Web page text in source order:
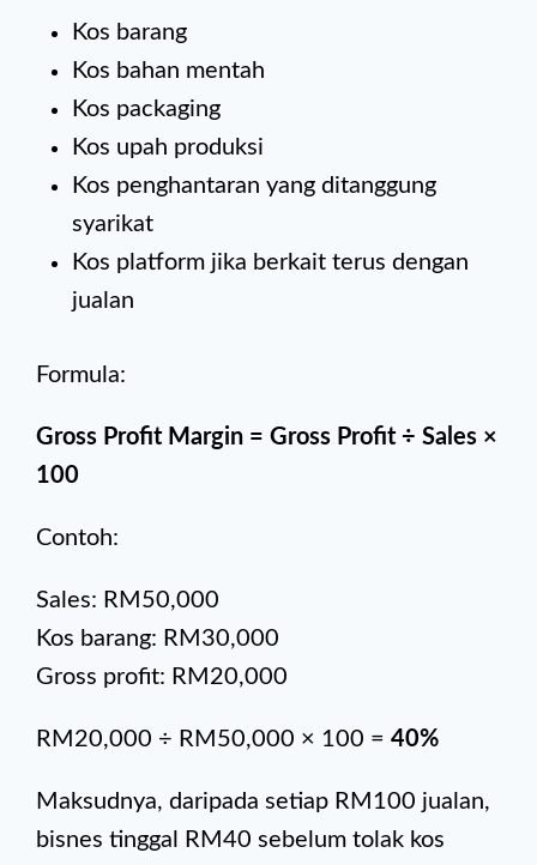
Kos barang
Kos bahan mentah
Kos packaging
Kos upah produksi
Kos penghantaran yang ditanggung
syarikat
Kos platform jika berkait terus dengan
jualan
Formula:
Gross Profit Margin = Gross Profit ÷ Sales ×
100
Contoh:
Sales: RM50,000
Kos barang: RM30,000
Gross profit: RM20,000
RM20,000 ÷ RM50,000 × 100 = 40%
Maksudnya, daripada setiap RM100 jualan,
bisnes tinggal RM40 sebelum tolak kos